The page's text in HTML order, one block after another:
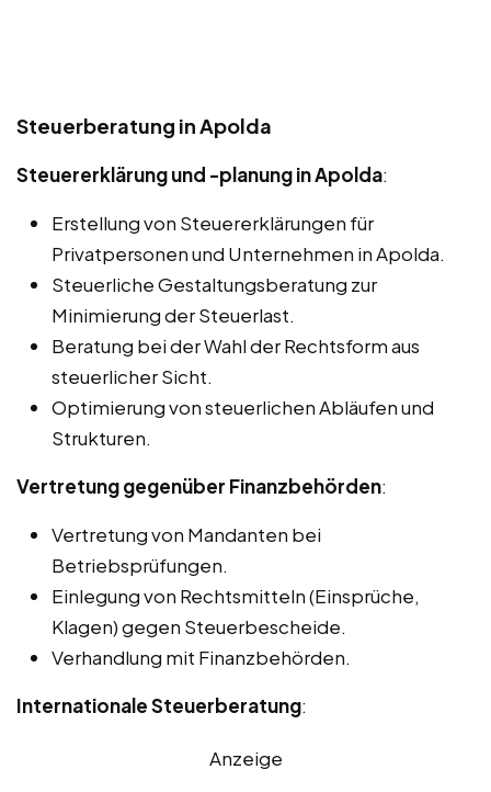
Steuerberatung in Apolda
Steuererklärung und -planung in Apolda:
Erstellung von Steuererklärungen für
Privatpersonen und Unternehmen in Apolda.
Steuerliche Gestaltungsberatung zur
Minimierung der Steuerlast.
Beratung bei der Wahl der Rechtsform aus
steuerlicher Sicht.
Optimierung von steuerlichen Abläufen und
Strukturen.
Vertretung gegenüber Finanzbehörden:
Vertretung von Mandanten bei
Betriebsprüfungen.
Einlegung von Rechtsmitteln (Einsprüche,
Klagen) gegen Steuerbescheide.
Verhandlung mit Finanzbehörden.
Internationale Steuerberatung:
Anzeige